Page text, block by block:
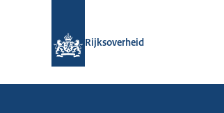
Rijksoverheid